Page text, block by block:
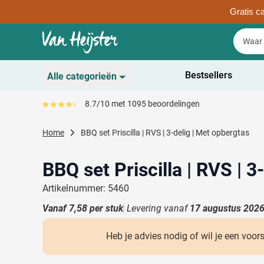
Gratis
Ga naar de inhoud Zoek
Zoek
Alle categorieën
Duurzaam
Toon submenu voor
Toon submenu voor
Kantoorartikelen
Toon submenu voor
Tassen
Toon submenu voor
Toon submenu voor
Bestsellers
Gemiddeld reviewpercentage is 87
8.7/10 met 1095 beoordelingen
Home BBQ set Priscilla | RVS | 3-delig | Met opbergtas
BBQ set Priscilla | RVS |
Artikelnummer: 5460
Vanaf 7,58 per stuk Levering vanaf 17 augustus 2026
Heb je advies nodig of wil je een